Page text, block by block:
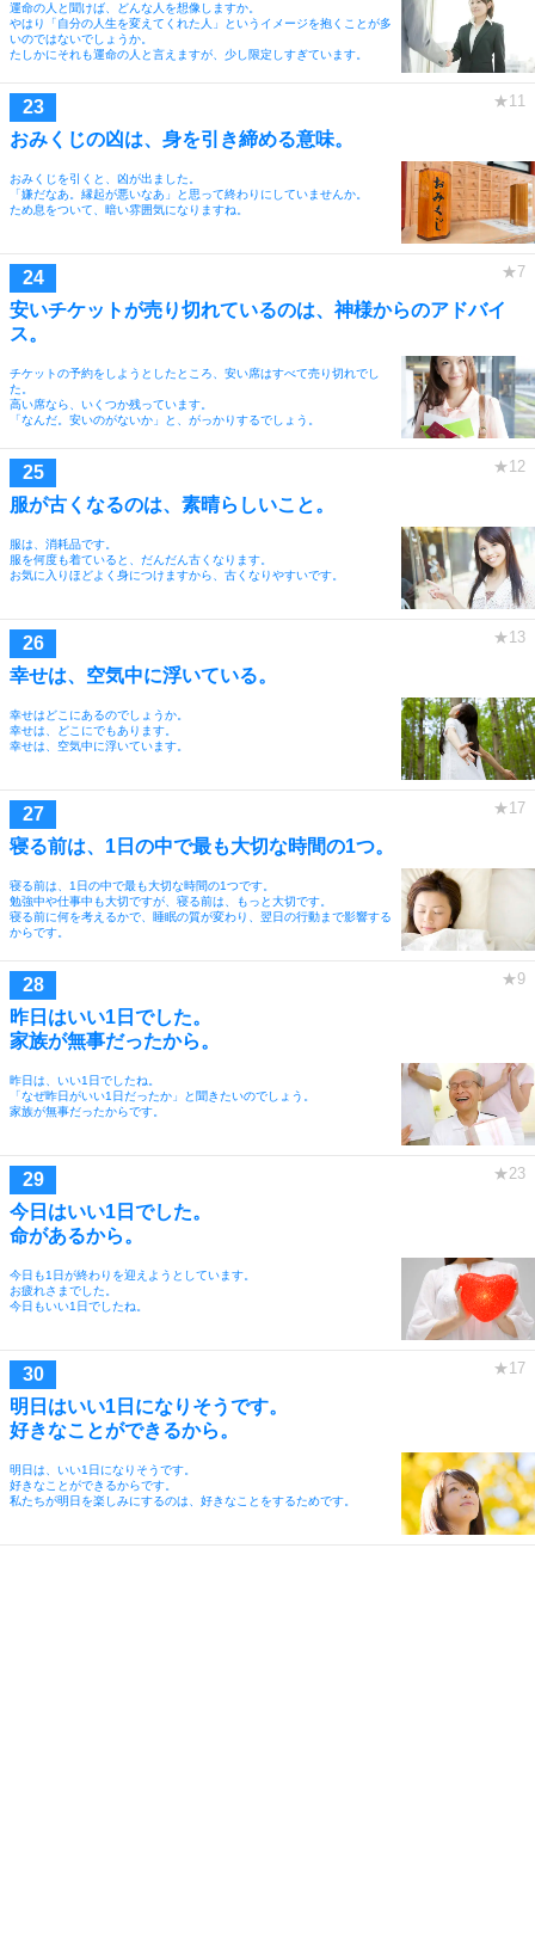
運命の人と聞けば、どんな人を想像しますか。
やはり「自分の人生を変えてくれた人」というイメージを抱くことが多
いのではないでしょうか。
たしかにそれも運命の人と言えますが、少し限定しすぎています。
おみくじの凶は、身を引き締める意味。
おみくじを引くと、凶が出ました。
「嫌だなあ。縁起が悪いなあ」と思って終わりにしていませんか。
ため息をついて、暗い雰囲気になりますね。
安いチケットが売り切れているのは、神様からのアドバイ
ス。
チケットの予約をしようとしたところ、安い席はすべて売り切れでし
た。
高い席なら、いくつか残っています。
「なんだ。安いのがないか」と、がっかりするでしょう。
服が古くなるのは、素晴らしいこと。
服は、消耗品です。
服を何度も着ていると、だんだん古くなります。
お気に入りほどよく身につけますから、古くなりやすいです。
幸せは、空気中に浮いている。
幸せはどこにあるのでしょうか。
幸せは、どこにでもあります。
幸せは、空気中に浮いています。
寝る前は、1日の中で最も大切な時間の1つ。
寝る前は、1日の中で最も大切な時間の1つです。
勉強中や仕事中も大切ですが、寝る前は、もっと大切です。
寝る前に何を考えるかで、睡眠の質が変わり、翌日の行動まで影響する
からです。
昨日はいい1日でした。
家族が無事だったから。
昨日は、いい1日でしたね。
「なぜ昨日がいい1日だったか」と聞きたいのでしょう。
家族が無事だったからです。
今日はいい1日でした。
命があるから。
今日も1日が終わりを迎えようとしています。
お疲れさまでした。
今日もいい1日でしたね。
明日はいい1日になりそうです。
好きなことができるから。
明日は、いい1日になりそうです。
好きなことができるからです。
私たちが明日を楽しみにするのは、好きなことをするためです。